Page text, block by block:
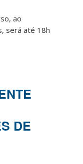
ao
será até 18h
DE